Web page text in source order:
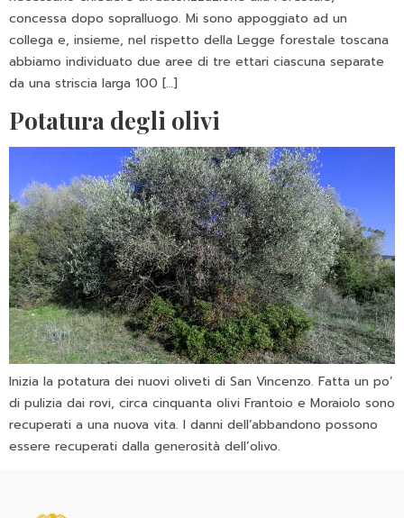
concessa dopo sopralluogo. Mi sono appoggiato ad un
collega e, insieme, nel rispetto della Legge forestale toscana
abbiamo individuato due aree di tre ettari ciascuna separate
da una striscia larga 100 […]
Potatura degli olivi
Inizia la potatura dei nuovi oliveti di San Vincenzo. Fatta un po’
di pulizia dai rovi, circa cinquanta olivi Frantoio e Moraiolo sono
recuperati a una nuova vita. I danni dell’abbandono possono
essere recuperati dalla generosità dell’olivo.